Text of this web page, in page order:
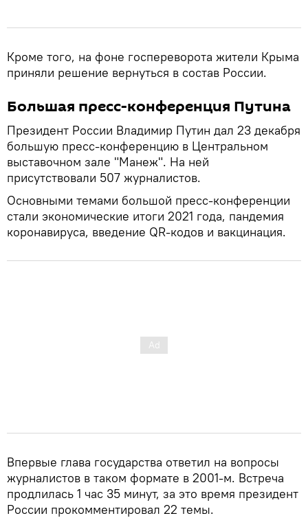
Кроме того, на фоне госпереворота жители Крыма
приняли решение вернуться в состав России.
Большая пресс-конференция Путина
Президент России Владимир Путин дал 23 декабря
большую пресс-конференцию в Центральном
выставочном зале "Манеж". На ней
присутствовали 507 журналистов.
Основными темами большой пресс-конференции
стали экономические итоги 2021 года, пандемия
коронавируса, введение QR-кодов и вакцинация.
Впервые глава государства ответил на вопросы
журналистов в таком формате в 2001-м. Встреча
продлилась 1 час 35 минут, за это время президент
России прокомментировал 22 темы.